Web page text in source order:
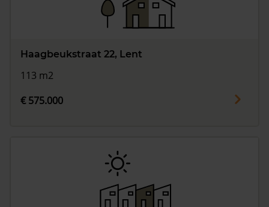
Haagbeukstraat 22, Lent
113 m2
€ 575.000